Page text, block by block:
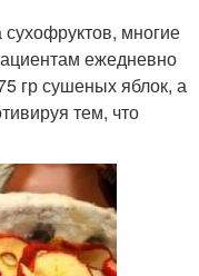
многие
ежедневно
гр сушеных яблок, а
тем, что